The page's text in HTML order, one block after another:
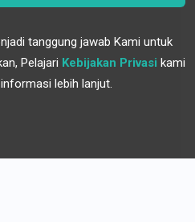
tanggung jawab Kami untuk
Pelajari Kebijakan Privasi kami
lebih lanjut.